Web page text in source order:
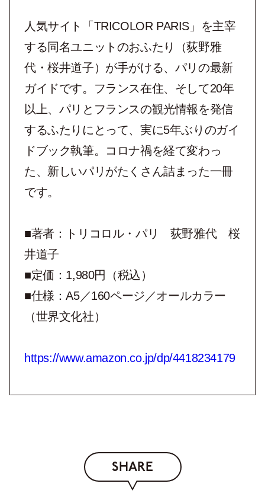
人気サイト「TRICOLOR PARIS」を主宰
する同名ユニットのおふたり（荻野雅
代・桜井道子）が手がける、パリの最新
ガイドです。フランス在住、そして20年
以上、パリとフランスの観光情報を発信
するふたりにとって、実に5年ぶりのガイ
ドブック執筆。コロナ禍を経て変わっ
た、新しいパリがたくさん詰まった一冊
です。
■著者：トリコロル・パリ 荻野雅代 桜
井道子
■定価：1,980円（税込）
■仕様：A5／160ページ／オールカラー
（世界文化社）
https://www.amazon.co.jp/dp/4418234179
SHARE